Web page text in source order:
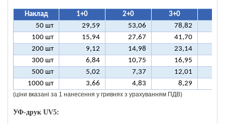
Наклад 1+0 2+0 3+0
50 шт
29,59 53,06 78,82
100 шт
15,94 27,67 41,70
200 шт
9,12 14,98 23,14
300 шт
6,84 10,75 16,95
500 шт
5,02 7,37 12,01
1000 шт
3,66 4,83 8,29
(ціни вказані за 1 нанесення у гривнях з урахуванням ПДВ)
УФ-друк UV5: